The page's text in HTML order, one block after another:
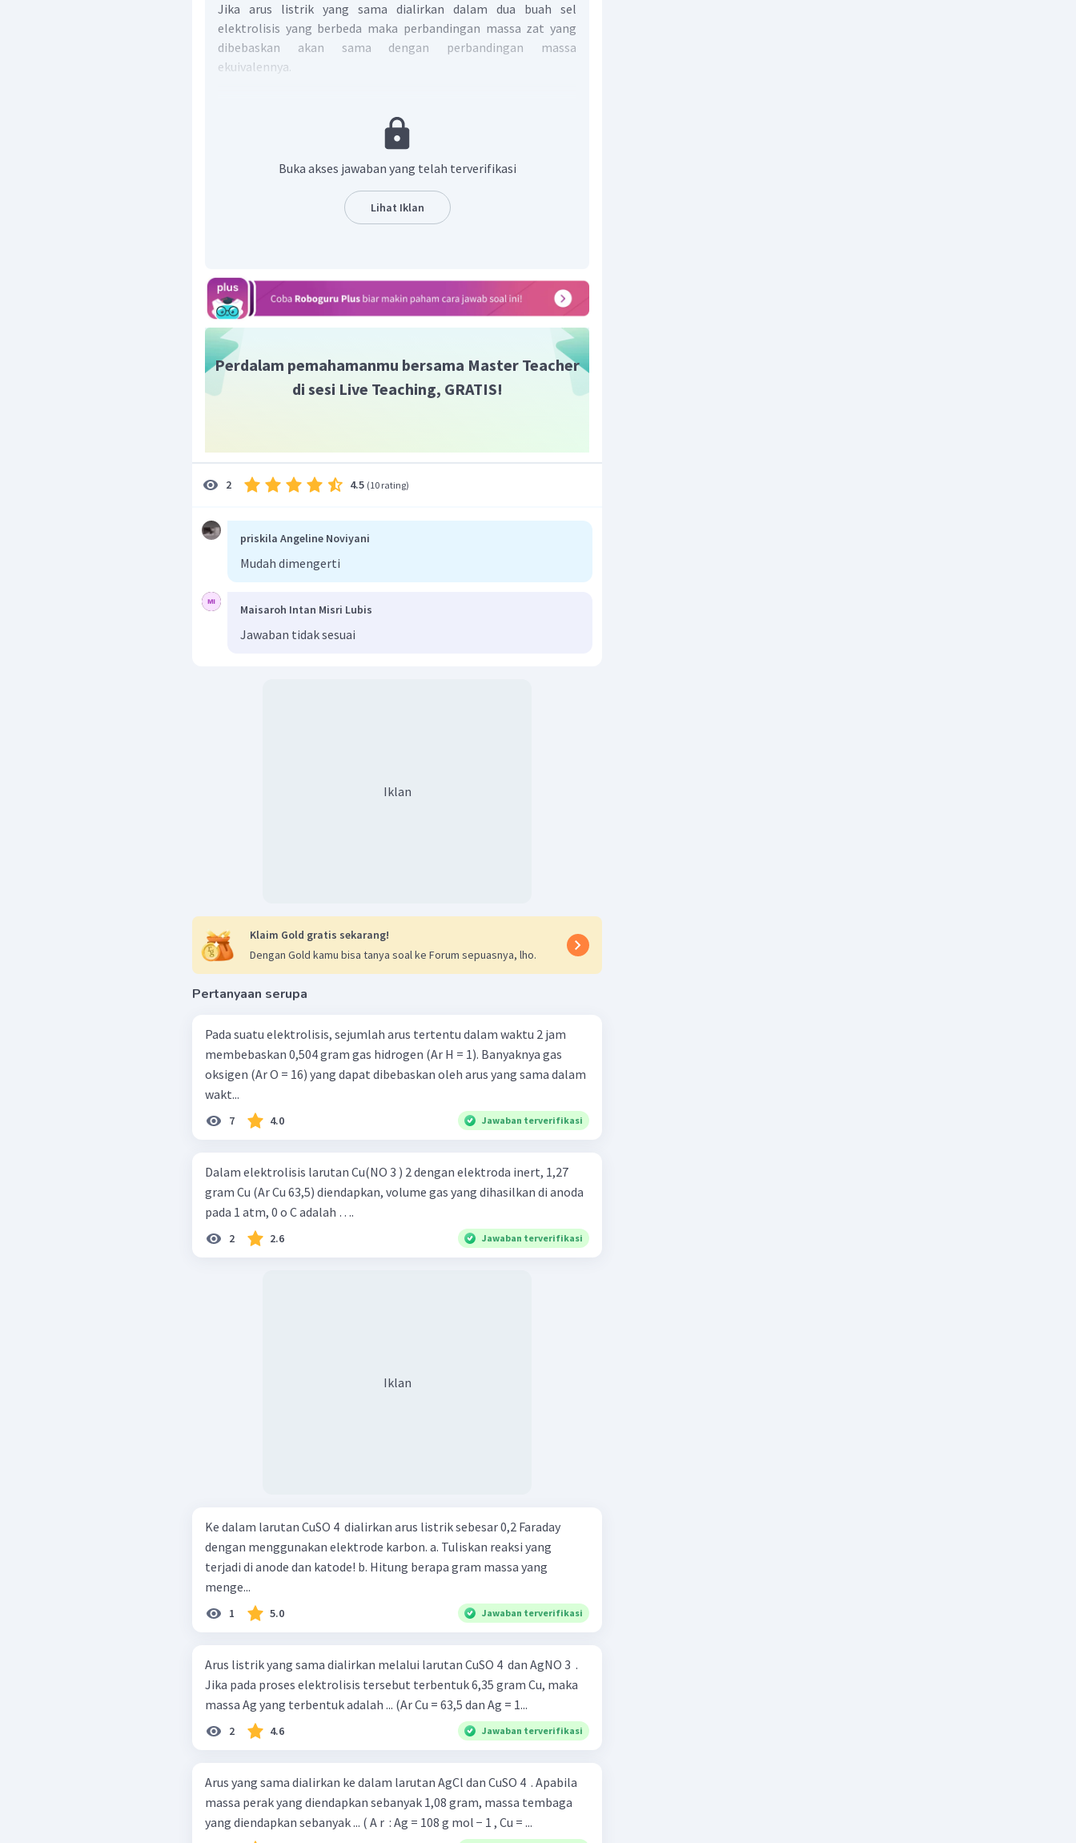
Jika arus listrik yang sama dialirkan dalam dua buah sel
elektrolisis yang berbeda maka perbandingan massa zat yang
dibebaskan akan sama dengan perbandingan massa
ekuivalennya.
Untuk menjawab soal di atas, maka dapat menggunakan rumus
Buka akses jawaban yang telah terverifikasi
Lihat Iklan
Perdalam pemahamanmu bersama Master Teacher
di sesi Live Teaching, GRATIS!
2 4.5 (10 rating)
priskila Angeline Noviyani
Mudah dimengerti
Maisaroh Intan Misri Lubis
Jawaban tidak sesuai
Iklan
Klaim Gold gratis sekarang!
Dengan Gold kamu bisa tanya soal ke Forum sepuasnya, lho.
Pertanyaan serupa
Pada suatu elektrolisis, sejumlah arus tertentu dalam waktu 2 jam
membebaskan 0,504 gram gas hidrogen (Ar H = 1). Banyaknya gas
oksigen (Ar O = 16) yang dapat dibebaskan oleh arus yang sama dalam
wakt...
7 4.0 Jawaban terverifikasi
Dalam elektrolisis larutan Cu(NO 3 ) 2 dengan elektroda inert, 1,27
gram Cu (Ar Cu 63,5) diendapkan, volume gas yang dihasilkan di anoda
pada 1 atm, 0 o C adalah ….
2 2.6 Jawaban terverifikasi
Iklan
Ke dalam larutan CuSO 4 ​ dialirkan arus listrik sebesar 0,2 Faraday
dengan menggunakan elektrode karbon. a. Tuliskan reaksi yang
terjadi di anode dan katode! b. Hitung berapa gram massa yang
menge...
1 5.0 Jawaban terverifikasi
Arus listrik yang sama dialirkan melalui larutan CuSO 4 ​ dan AgNO 3 ​ .
Jika pada proses elektrolisis tersebut terbentuk 6,35 gram Cu, maka
massa Ag yang terbentuk adalah ... (Ar Cu = 63,5 dan Ag = 1...
2 4.6 Jawaban terverifikasi
Arus yang sama dialirkan ke dalam larutan AgCl dan CuSO 4 ​ . Apabila
massa perak yang diendapkan sebanyak 1,08 gram, massa tembaga
yang diendapkan sebanyak ... ( A r ​ : Ag = 108 g mol − 1 , Cu = ...